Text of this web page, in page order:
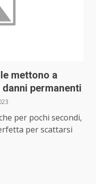
mettono a
permanenti
per pochi secondi,
per scattarsi